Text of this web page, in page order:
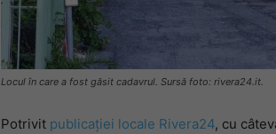
Locul în care a fost găsit cadavrul. Sursă foto: rivera24.it.
Potrivit publicației locale Rivera24, cu